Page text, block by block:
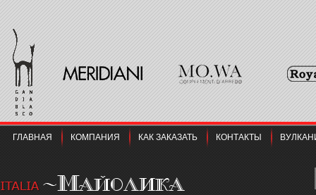
ГЛАВНАЯ КОМПАНИЯ КАК ЗАКАЗАТЬ КОНТАКТЫ